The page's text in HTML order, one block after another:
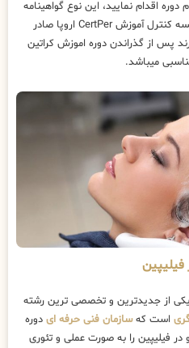
دوره اقدام نمایید، این نوع گواهینامه
بصورت انحصاری و تحت نظارت موسسه کنترل آموزش CertPer اروپا صادر
پس از گذراندن دوره اموزش کراتین
میباشد.
فیلیپین
یکی از جدیدترین و تخصصی ترین رشته
است کهسازمان فنی حرفه ای دوره
فیلیپین را به صورت عملی و تئوری